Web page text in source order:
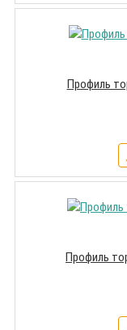
Профиль
Профиль